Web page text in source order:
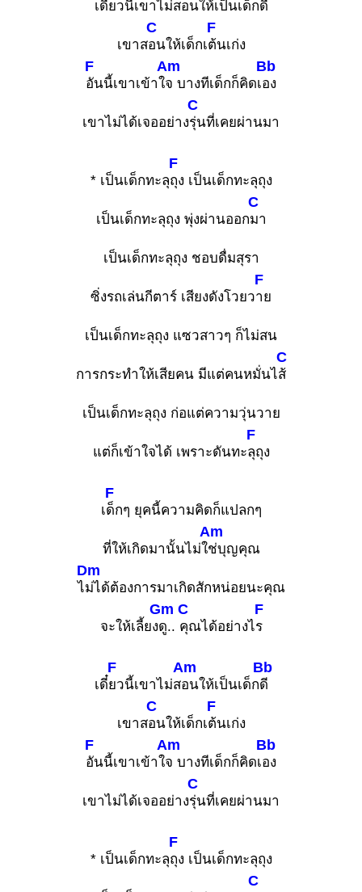
เดี๋ยวนี้เขาไม่สอนให้เป็นเด็กดี
เขาส
C
อนให้เด็กเ
F
ต้นเก่ง
F
อันนี้เขาเข้าใ
Am
จ บางทีเด็กก็คิดเ
Bb
อง
เขาไม่ได้เจออย่าง
C
รุ่นที่เคยผ่านมา
* เป็นเด็กทะลุ
F
ถุง เป็นเด็กทะลุถุง
เป็นเด็กทะลุถุง พุ่งผ่านออก
C
มา
เป็นเด็กทะลุถุง ชอบดื่มสุรา
ซิ่งรถเล่นกีตาร์ เสียงดังโวยว
F
าย
เป็นเด็กทะลุถุง แซวสาวๆ ก็ไม่สน
การกระทำให้เสียคน มีแต่คนหมั่นไ
C
ส้
เป็นเด็กทะลุถุง ก่อแต่ความวุ่นวาย
แต่ก็เข้าใจได้ เพราะดันทะ
F
ลุถุง
เ
F
ด็กๆ ยุคนี้ความคิดก็แปลกๆ
ที่ให้เกิดมานั้นไม่ใ
Am
ช่บุญคุณ
ไ
Dm
ม่ได้ต้องการมาเกิดสักหน่อยนะคุณ
จะให้เลี้ยง
Gm
ดู..
C
คุณได้อย่างไ
F
ร
เดี๋
F
ยวนี้เขาไม่ส
Am
อนให้เป็นเด็ก
Bb
ดี
เขาส
C
อนให้เด็กเ
F
ต้นเก่ง
F
อันนี้เขาเข้าใ
Am
จ บางทีเด็กก็คิดเ
Bb
อง
เขาไม่ได้เจออย่าง
C
รุ่นที่เคยผ่านมา
* เป็นเด็กทะลุ
F
ถุง เป็นเด็กทะลุถุง
C